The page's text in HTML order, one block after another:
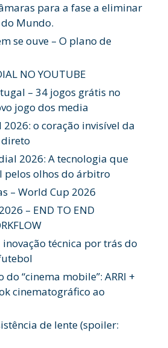
para a fase a eliminar
Mundo.
se ouve – O plano de
NO YOUTUBE
– 34 jogos grátis no
jogo dos media
2026: o coração invisível da
2026: A tecnologia que
pelos olhos do árbitro
– World Cup 2026
– END TO END
técnica por trás do
“cinema mobile”: ARRI +
cinematográfico ao
de lente (spoiler: